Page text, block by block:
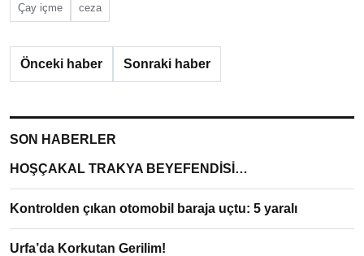
Çay içme ceza
Önceki haber Sonraki haber
SON HABERLER
HOŞÇAKAL TRAKYA BEYEFENDİSİ…
Kontrolden çıkan otomobil baraja uçtu: 5 yaralı
Urfa’da Korkutan Gerilim!